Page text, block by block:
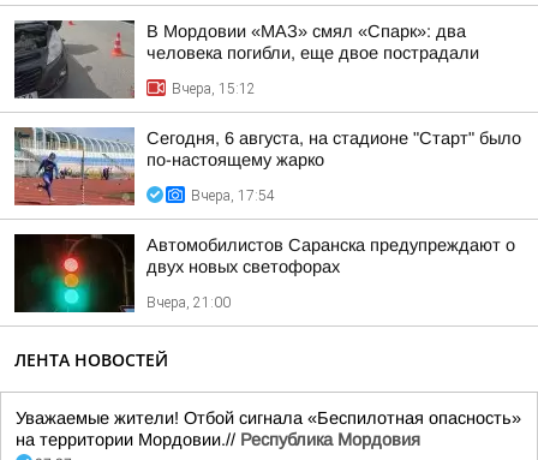
В Мордовии «МАЗ» смял «Спарк»: два
человека погибли, еще двое пострадали
Вчера, 15:12
Сегодня, 6 августа, на стадионе "Старт" было
по-настоящему жарко
Вчера, 17:54
Автомобилистов Саранска предупреждают о
двух новых светофорах
Вчера, 21:00
ЛЕНТА НОВОСТЕЙ
Уважаемые жители! Отбой сигнала «Беспилотная опасность»
на территории Мордовии.// Республика Мордовия